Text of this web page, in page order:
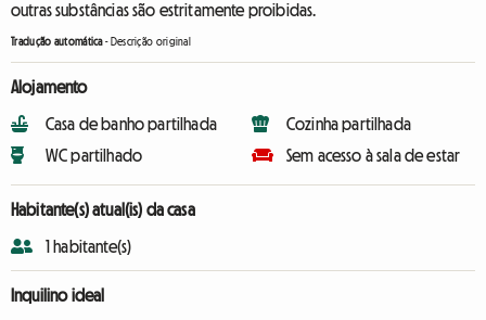
outras substâncias são estritamente proibidas.
Tradução automática- Descrição original
Alojamento
Casa de banho partilhada
WC partilhado
Cozinha partilhada
Sem acesso à sala de estar
Habitante(s) atual(is) da casa
1 habitante(s)
Inquilino ideal